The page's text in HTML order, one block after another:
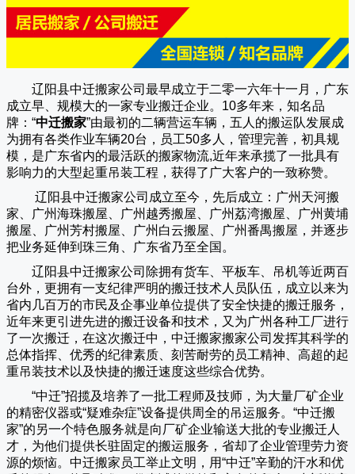
辽阳县中迁搬家公司 最早成立于二零一六年十一月，广东
成立早、规模大的一家专业搬迁企业。10多年来，知名品
牌：“中迁搬家”由最初的二辆营运车辆，五人的搬运队发展成
为拥有各类作业车辆20台，员工50多人，管理完善，初具规
模，是广东省内的最活跃的搬家物流,近年来承揽了一批具有
影响力的大型起重吊装工程，获得了广大客户的一致称赞。
辽阳县中迁搬家公司成立至今，先后成立：广州天河搬
家、广州海珠搬屋、广州越秀搬屋、广州荔湾搬屋、广州黄埔
搬屋、广州芳村搬屋、广州白云搬屋、广州番禺搬屋，并逐步
把业务延伸到珠三角、广东省乃至全国。
辽阳县中迁搬家公司除拥有货车、平板车、吊机等近两百
台外，更拥有一支纪律严明的搬迁技术人员队伍，成立以来为
省内几百万的市民及企事业单位提供了安全快捷的搬迁服务，
近年来更引进先进的搬迁设备和技术，又为广州各种工厂进行
了一次搬迁，在这次搬迁中， 中迁搬家搬家公司发挥其科学的
总体指挥、优秀的纪律素质、刻苦耐劳的员工精神、高超的起
重吊装技术以及快捷的搬迁速度这些综合优势。
“中迁”招揽及培养了一批工程师及技师，为大量厂矿企业
的精密仪器或“疑难杂症”设备提供周全的吊运服务。“中迁搬
家”的另一个特色服务就是向厂矿企业输送大批的专业搬迁人
才，为他们提供长驻固定的搬运服务，省却了企业管理劳力资
源的烦恼。 中迁搬家员工举止文明，用“中迁”辛勤的汗水和优